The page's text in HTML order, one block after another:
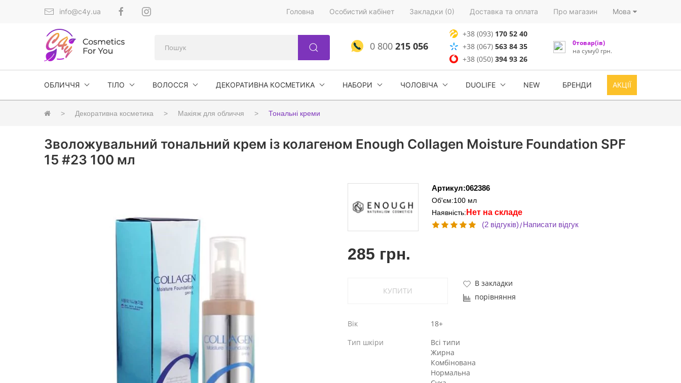
info@c4y.ua Головна Особистий кабінет Закладки (0) Доставка та оплата Про магазин Мова
0 800215 056
+38 (093) 170 52 40
+38 (067) 563 84 35
+38 (050)394 93 26
0товар(ів)
на суму0 грн.
ОБЛИЧЧЯ ТІЛО ВОЛОССЯ ДЕКОРАТИВНА КОСМЕТИКА НАБОРИ ЧОЛОВІЧА DUOLIFE NEW БРЕНДИ АКЦІЇ
Декоративна косметика Макіяж для обличчя Тональні креми
Зволожувальний тональний крем із колагеном Enough Collagen Moisture Foundation SPF
15 #23 100 мл
Артикул:062386
Об'єм:100 мл
Наявність: Нет на складе
(2 відгуків)/Написати відгук
285 грн.
КУПИТИ
В закладки
порівняння
Вік
18+
Тип шкіри
Всі типи
Жирна
Комбінована
Нормальна